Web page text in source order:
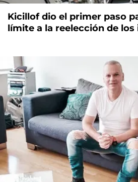
Kicillof dio el primer paso
límite a la reelección de